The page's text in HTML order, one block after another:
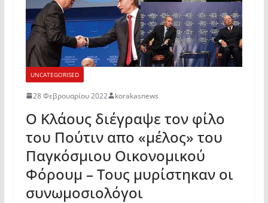
UNCATEGORISED
28 Φεβρουαρίου 2022 korakasnews
Ο Κλάους διέγραψε τον φίλο
του Πούτιν απο «μέλος» του
Παγκόσμιου Οικονομικού
Φόρουμ – Τους μυρίστηκαν οι
συνωμοσιολόγοι